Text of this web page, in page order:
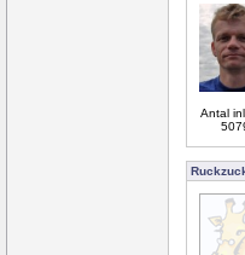
Antal